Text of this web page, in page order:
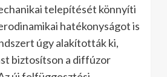
telepítését könnyíti
hatékonyságot is
úgy alakították ki,
biztosítson a diffúzor